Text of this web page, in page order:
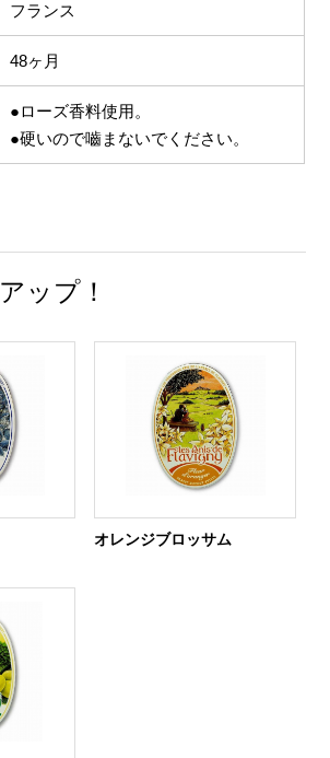
フランス
48ヶ月
●ローズ香料使用。
●硬いので嚙まないでください。
ップ！
オレンジブロッサム